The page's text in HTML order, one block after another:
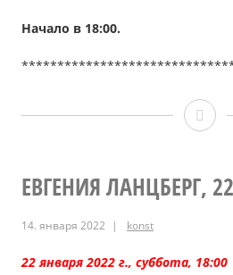
Начало в 18:00.
Анна
ЕВГЕНИЯ ЛАНЦБЕРГ,
14. января 2022 konst
22 января 2022 г., суббота, 18:00